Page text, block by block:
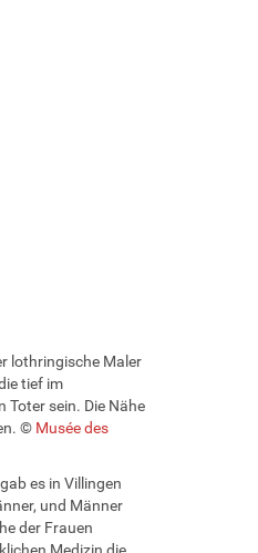
lothringische Maler
tief im
Toter sein. Die Nähe
© Musée des
es in Villingen
und Männer
der Frauen
Medizin die